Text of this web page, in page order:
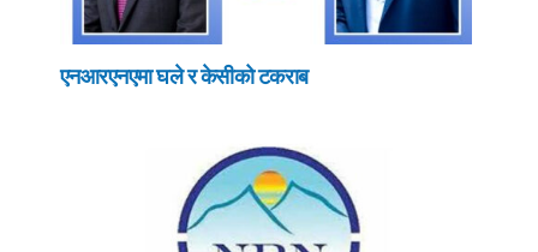
एनआरएनएमा घले र केसीको टकराब